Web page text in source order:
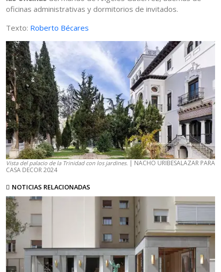
oficinas administrativas y dormitorios de invitados.
Texto: Roberto Bécares
Vista del palacio de la Trinidad con los jardines. | NACHO URIBESALAZAR PARA
CASA DECOR 2024
NOTICIAS RELACIONADAS